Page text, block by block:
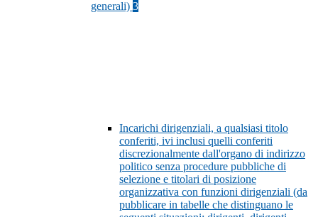
generali) 3
Incarichi dirigenziali, a qualsiasi titolo
conferiti, ivi inclusi quelli conferiti
discrezionalmente dall'organo di indirizzo
politico senza procedure pubbliche di
selezione e titolari di posizione
organizzativa con funzioni dirigenziali (da
pubblicare in tabelle che distinguano le